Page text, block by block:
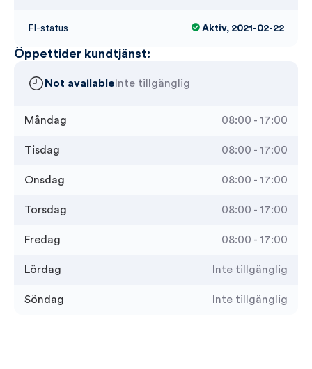
FI-status Aktiv, 2021-02-22
Öppettider kundtjänst:
Not available Inte tillgänglig
Måndag 08:00 - 17:00
Tisdag 08:00 - 17:00
Onsdag 08:00 - 17:00
Torsdag 08:00 - 17:00
Fredag 08:00 - 17:00
Lördag Inte tillgänglig
Söndag Inte tillgänglig